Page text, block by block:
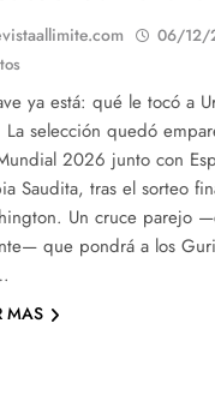
06/12/
ya está: qué le tocó a
La selección quedó
2026 junto con
Saudita, tras el sorteo
Un cruce parejo
que pondrá a los
MAS